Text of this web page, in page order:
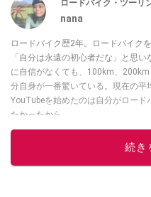
ロードバイク・ツーリ
nana
ロードバイク歴2年。ロードバイク
「自分は永遠の初心者だな」と思
に自信がなくても、100km、
分自身が一番驚いている。現在の平
YouTubeを始めたのは自分がロー
たかったから。
続き